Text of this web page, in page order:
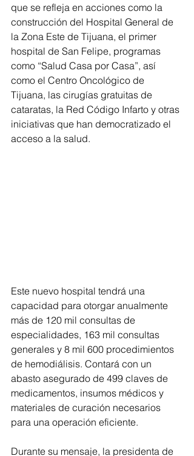
que se refleja en acciones como la
construcción del Hospital General de
la Zona Este de Tijuana, el primer
hospital de San Felipe, programas
como “Salud Casa por Casa”, así
como el Centro Oncológico de
Tijuana, las cirugías gratuitas de
cataratas, la Red Código Infarto y otras
iniciativas que han democratizado el
acceso a la salud.
Este nuevo hospital tendrá una
capacidad para otorgar anualmente
más de 120 mil consultas de
especialidades, 163 mil consultas
generales y 8 mil 600 procedimientos
de hemodiálisis. Contará con un
abasto asegurado de 499 claves de
medicamentos, insumos médicos y
materiales de curación necesarios
para una operación eficiente.
Durante su mensaje, la presidenta de